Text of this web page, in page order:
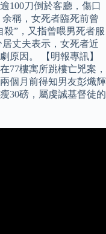
100刀倒於客廳，傷口
稱，女死者臨死前曾
”，又指曾喂男死者服
丈夫表示，女死者近
原因。 【明報專訊】
77樓寓所跳樓亡兇案，
個月前得知男友彭熾輝
30磅，屬虔誠基督徒的